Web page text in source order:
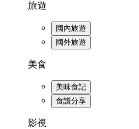
旅遊
國內旅遊
國外旅遊
美食
美味食記
食譜分享
影視